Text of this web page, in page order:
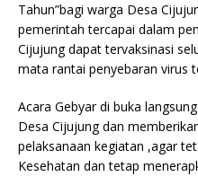
Tahun”bagi warga Desa
pemerintah tercapai dalam
Cijujung dapat tervaksinasi
mata rantai penyebaran virus
Acara Gebyar di buka
Desa Cijujung dan
pelaksanaan kegiatan ,agar
Kesehatan dan tetap